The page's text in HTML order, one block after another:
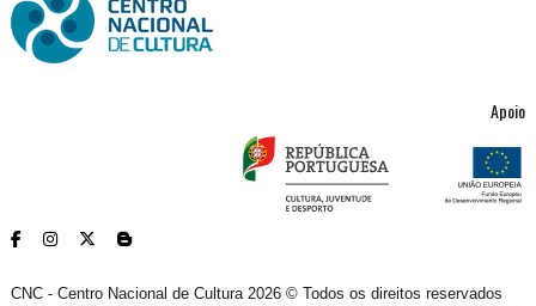
Apoio
CNC - Centro Nacional de Cultura 2026 © Todos os direitos reservados